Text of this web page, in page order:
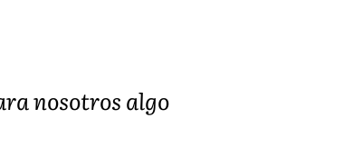
nosotros algo